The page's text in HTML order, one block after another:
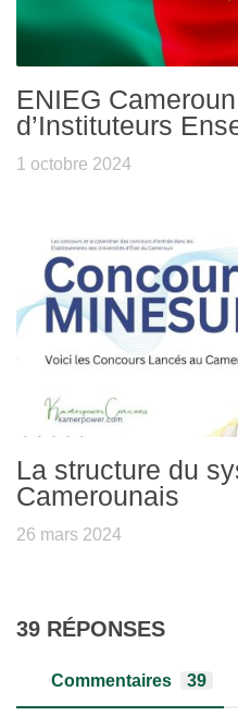
ENIEG
d’Instituteurs
1 octobre 2024
La structure du
Camerounais
26 mars 2024
39 RÉPONSES
Commentaires 39